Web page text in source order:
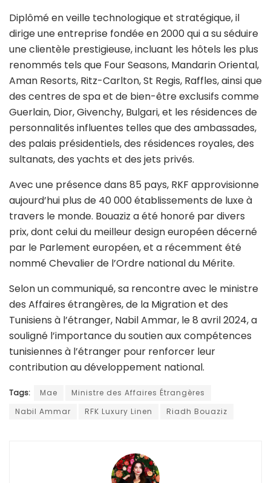
Diplômé en veille technologique et stratégique, il
dirige une entreprise fondée en 2000 qui a su séduire
une clientèle prestigieuse, incluant les hôtels les plus
renommés tels que Four Seasons, Mandarin Oriental,
Aman Resorts, Ritz-Carlton, St Regis, Raffles, ainsi que
des centres de spa et de bien-être exclusifs comme
Guerlain, Dior, Givenchy, Bulgari, et les résidences de
personnalités influentes telles que des ambassades,
des palais présidentiels, des résidences royales, des
sultanats, des yachts et des jets privés.
Avec une présence dans 85 pays, RKF approvisionne
aujourd’hui plus de 40 000 établissements de luxe à
travers le monde. Bouaziz a été honoré par divers
prix, dont celui du meilleur design européen décerné
par le Parlement européen, et a récemment été
nommé Chevalier de l’Ordre national du Mérite.
Selon un communiqué, sa rencontre avec le ministre
des Affaires étrangères, de la Migration et des
Tunisiens à l’étranger, Nabil Ammar, le 8 avril 2024, a
souligné l’importance du soutien aux compétences
tunisiennes à l’étranger pour renforcer leur
contribution au développement national.
Tags: Mae
Ministre des Affaires Étrangères
Nabil Ammar
RFK Luxury Linen Riadh Bouaziz